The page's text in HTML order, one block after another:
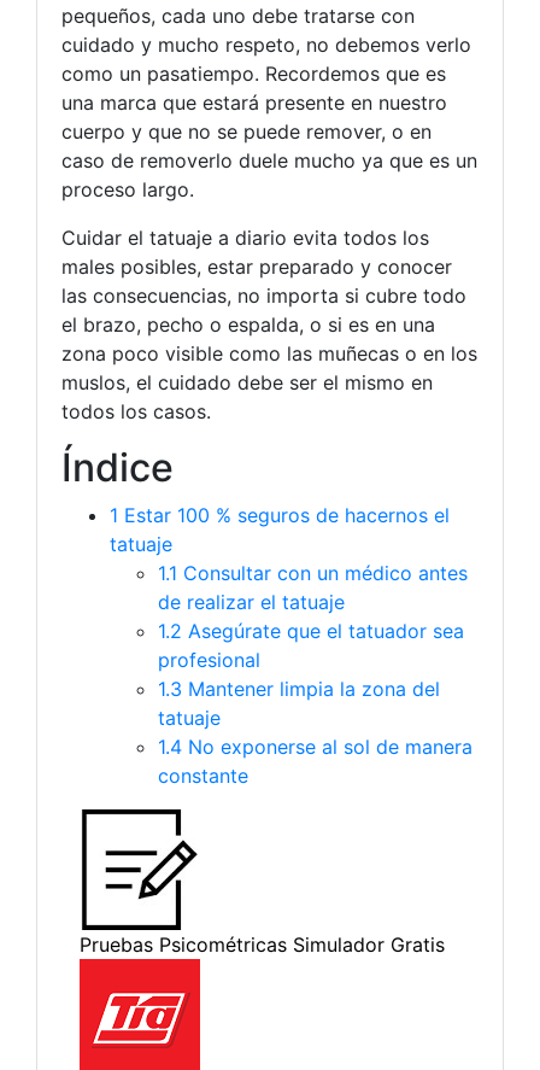
pequeños, cada uno debe tratarse con
cuidado y mucho respeto, no debemos verlo
como un pasatiempo. Recordemos que es
una marca que estará presente en nuestro
cuerpo y que no se puede remover, o en
caso de removerlo duele mucho ya que es un
proceso largo.
Cuidar el tatuaje a diario evita todos los
males posibles, estar preparado y conocer
las consecuencias, no importa si cubre todo
el brazo, pecho o espalda, o si es en una
zona poco visible como las muñecas o en los
muslos, el cuidado debe ser el mismo en
todos los casos.
Índice
1 Estar 100 % seguros de hacernos el
tatuaje
1.1 Consultar con un médico antes
de realizar el tatuaje
1.2 Asegúrate que el tatuador sea
profesional
1.3 Mantener limpia la zona del
tatuaje
1.4 No exponerse al sol de manera
constante